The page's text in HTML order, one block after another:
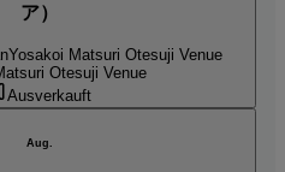
ア）
Yosakoi Matsuri Otesuji Venue
Otesuji Venue
Ausverkauft
Aug.